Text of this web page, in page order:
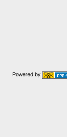
Powered by